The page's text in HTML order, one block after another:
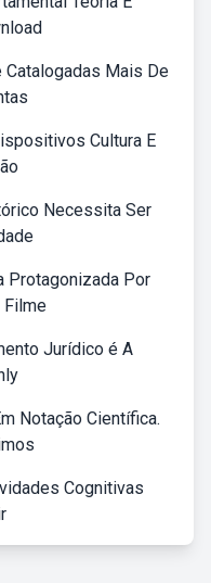
Catalogadas Mais De
Cultura E
Necessita Ser
Protagonizada Por
Filme
Jurídico é A
Notação Científica.
Cognitivas